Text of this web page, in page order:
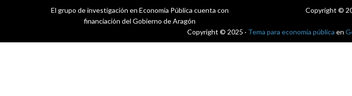
El grupo de investigación en Economía Pública cuenta con
financiación del Gobierno de Aragón
Copyright ©
Copyright © 2025 · Tema para economía pública en